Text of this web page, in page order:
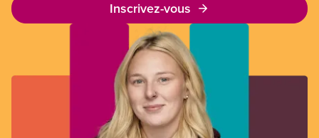
Inscrivez-vous